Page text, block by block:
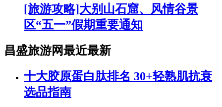
[旅游攻略]大别山石窟、风情谷景
区“五一”假期重要通知
昌盛旅游网最近最新
十大胶原蛋白肽排名 30+轻熟肌抗衰
选品指南